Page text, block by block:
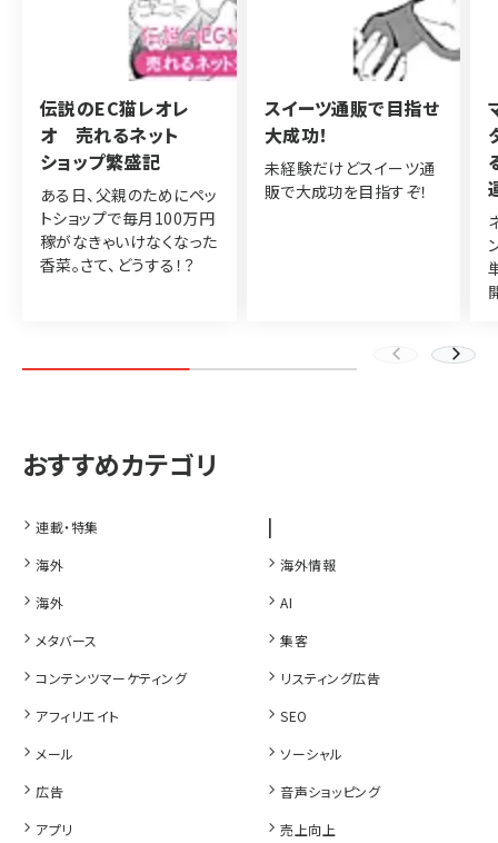
伝説のEC猫レオレ
オ 売れるネット
ショップ繁盛記
ある日、父親のためにペッ
トショップで毎月100万円
稼がなきゃいけなくなった
香菜。さて、どうする！？
スイーツ通販で目指せ
大成功！
未経験だけどスイーツ通
販で大成功を目指すぞ！
連載・特集 |
海外
海外情報
海外
AI
メタバース
集客
コンテンツマーケティング
リスティング広告
アフィリエイト
SEO
メール
ソーシャル
広告
音声ショッピング
アプリ
売上向上